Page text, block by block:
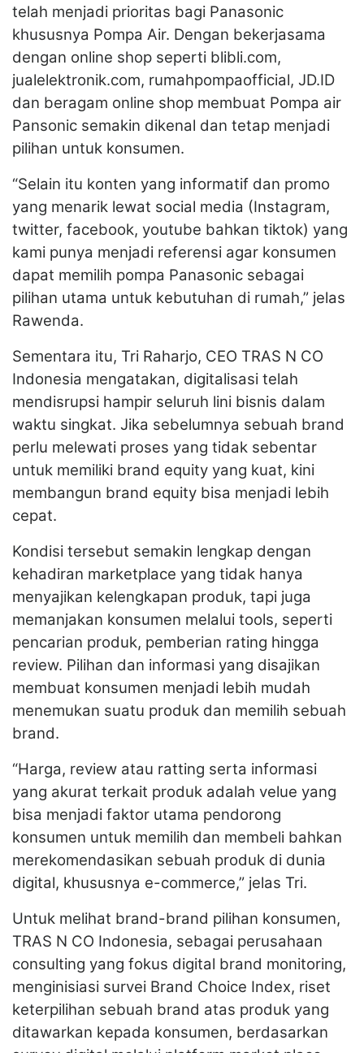
telah menjadi prioritas bagi Panasonic
khususnya Pompa Air. Dengan bekerjasama
dengan online shop seperti blibli.com,
jualelektronik.com, rumahpompaofficial, JD.ID
dan beragam online shop membuat Pompa air
Pansonic semakin dikenal dan tetap menjadi
pilihan untuk konsumen.
“Selain itu konten yang informatif dan promo
yang menarik lewat social media (Instagram,
twitter, facebook, youtube bahkan tiktok) yang
kami punya menjadi referensi agar konsumen
dapat memilih pompa Panasonic sebagai
pilihan utama untuk kebutuhan di rumah,” jelas
Rawenda.
Sementara itu, Tri Raharjo, CEO TRAS N CO
Indonesia mengatakan, digitalisasi telah
mendisrupsi hampir seluruh lini bisnis dalam
waktu singkat. Jika sebelumnya sebuah brand
perlu melewati proses yang tidak sebentar
untuk memiliki brand equity yang kuat, kini
membangun brand equity bisa menjadi lebih
cepat.
Kondisi tersebut semakin lengkap dengan
kehadiran marketplace yang tidak hanya
menyajikan kelengkapan produk, tapi juga
memanjakan konsumen melalui tools, seperti
pencarian produk, pemberian rating hingga
review. Pilihan dan informasi yang disajikan
membuat konsumen menjadi lebih mudah
menemukan suatu produk dan memilih sebuah
brand.
“Harga, review atau ratting serta informasi
yang akurat terkait produk adalah velue yang
bisa menjadi faktor utama pendorong
konsumen untuk memilih dan membeli bahkan
merekomendasikan sebuah produk di dunia
digital, khususnya e-commerce,” jelas Tri.
Untuk melihat brand-brand pilihan konsumen,
TRAS N CO Indonesia, sebagai perusahaan
consulting yang fokus digital brand monitoring,
menginisiasi survei Brand Choice Index, riset
keterpilihan sebuah brand atas produk yang
ditawarkan kepada konsumen, berdasarkan